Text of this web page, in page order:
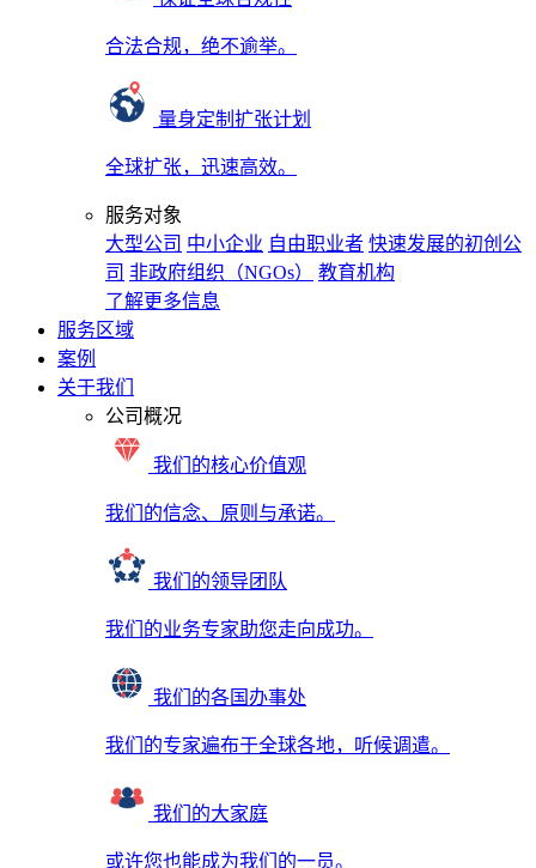
合法合规，绝不逾举。
量身定制扩张计划
全球扩张，迅速高效。
服务对象
大型公司 中小企业 自由职业者 快速发展的初创公
司 非政府组织（NGOs）
教育机构
了解更多信息
服务区域
案例
关于我们
公司概况
我们的核心价值观
我们的信念、原则与承诺。
我们的领导团队
我们的业务专家助您走向成功。
我们的各国办事处
我们的专家遍布于全球各地，听候调遣。
我们的大家庭
或许您也能成为我们的一员。